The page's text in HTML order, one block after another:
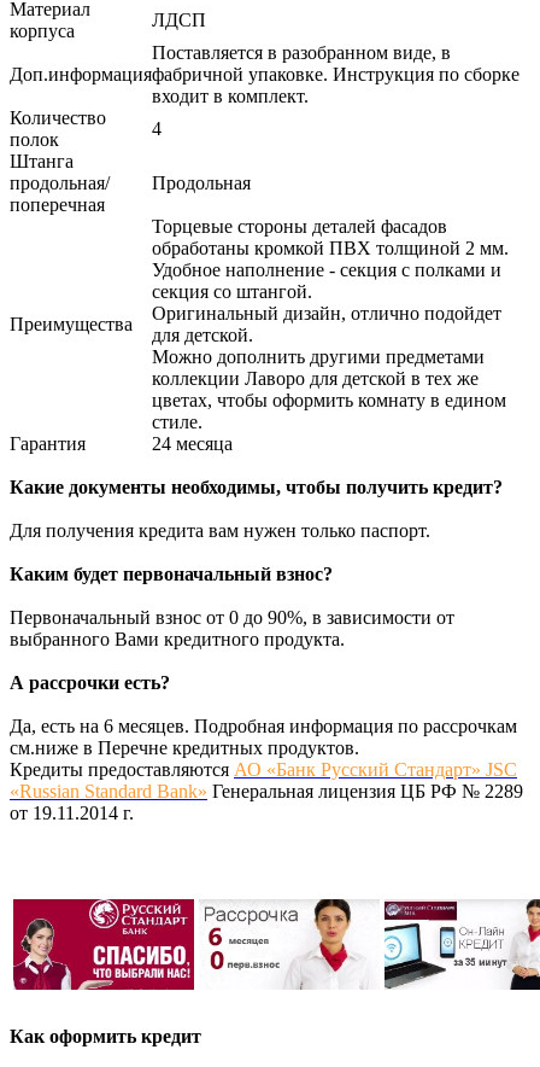
Материал
корпуса
ЛДСП
Доп.информация
Поставляется в разобранном виде, в
фабричной упаковке. Инструкция по сборке
входит в комплект.
Количество
полок
4
Штанга
продольная/
поперечная
Продольная
Преимущества
Торцевые стороны деталей фасадов
обработаны кромкой ПВХ толщиной 2 мм.
Удобное наполнение - секция с полками и
секция со штангой.
Оригинальный дизайн, отлично подойдет
для детской.
Можно дополнить другими предметами
коллекции Лаворо для детской в тех же
цветах, чтобы оформить комнату в едином
стиле.
Гарантия
24 месяца
Какие документы необходимы, чтобы получить кредит?
Для получения кредита вам нужен только паспорт.
Каким будет первоначальный взнос?
Первоначальный взнос от 0 до 90%, в зависимости от
выбранного Вами кредитного продукта.
А рассрочки есть?
Да, есть на 6 месяцев. Подробная информация по рассрочкам
см.ниже в Перечне кредитных продуктов.
Кредиты предоставляются АО «Банк Русский Стандарт» JSC
«Russian Standard Bank» Генеральная лицензия ЦБ РФ № 2289
от 19.11.2014 г.
Как оформить кредит